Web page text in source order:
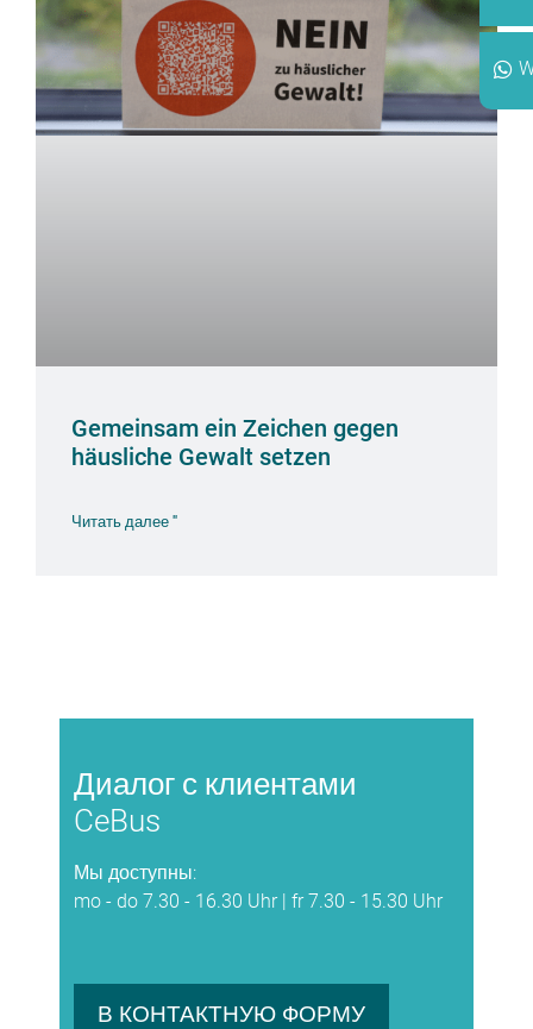
Gemeinsam ein Zeichen gegen
häusliche Gewalt setzen
Читать далее "
Диалог с клиентами
CeBus
Мы доступны:
mo - do 7.30 - 16.30 Uhr | fr 7.30 - 15.30 Uhr
В КОНТАКТНУЮ ФОРМУ